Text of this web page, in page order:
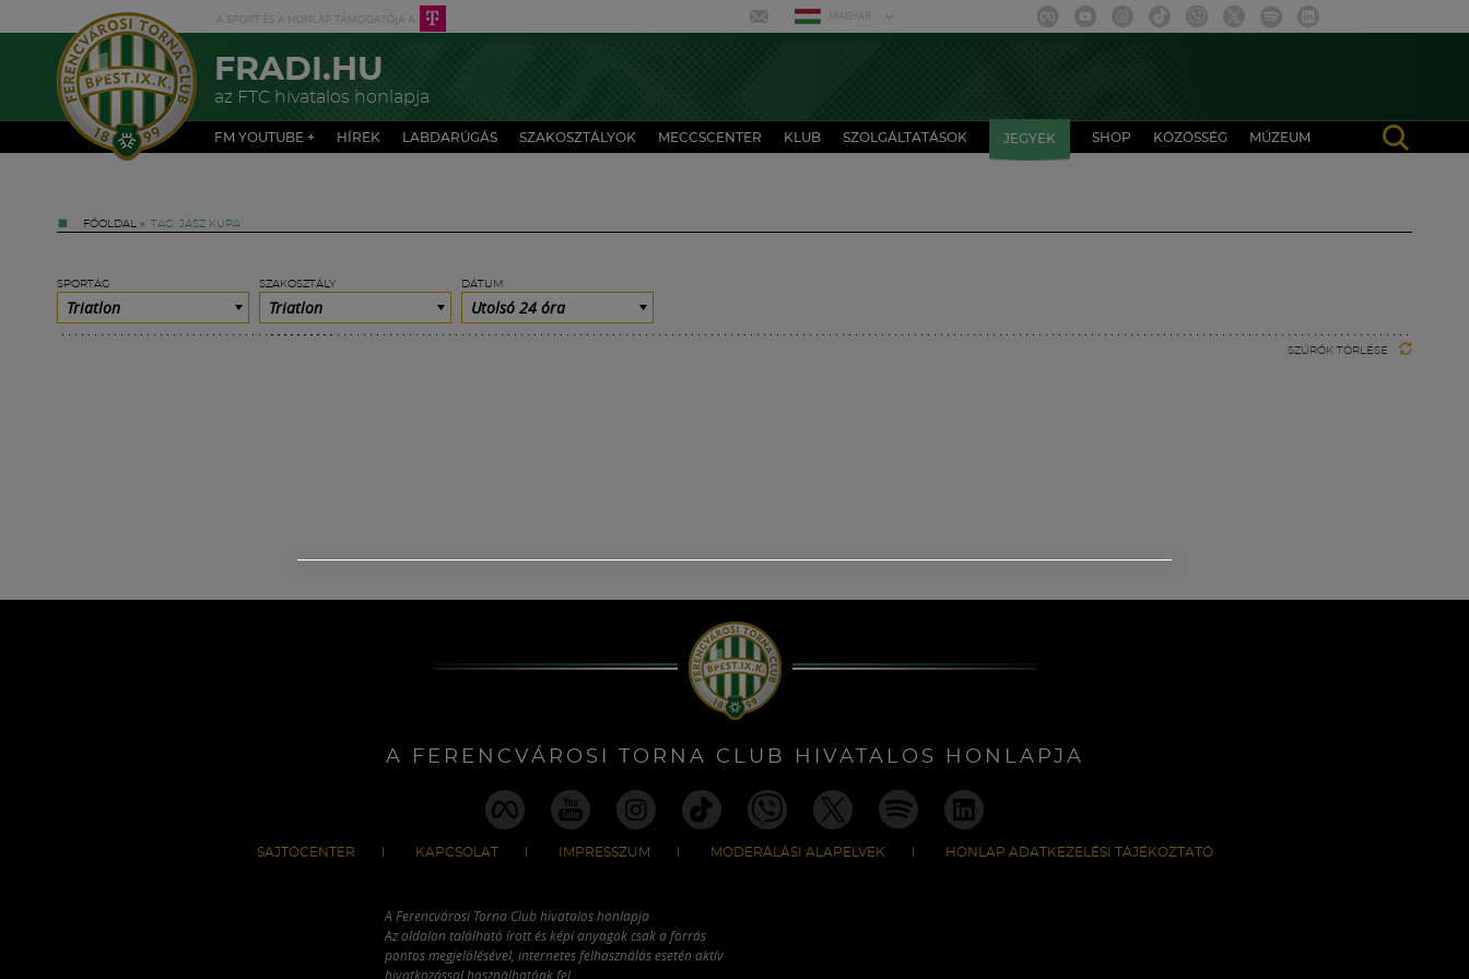
MAGYAR
FRADI.HU
az FTC hivatalos honlapja
FM YOUTUBE + HÍREK LABDARÚGÁS SZAKOSZTÁLYOK MECCSCENTER KLUB SZOLGÁLTATÁSOK JEGYEK SHOP KÖZÖSSÉG MÚZEUM
FŐOLDAL » TAG: JÁSZ KUPA
SPORTÁG
Triatlon
SZAKOSZTÁLY
Triatlon
DÁTUM
Utolsó 24 óra
SZŰRŐK TÖRLÉSE
A FERENCVÁROSI TORNA CLUB HIVATALOS HONLAPJA
SAJTÓCENTER KAPCSOLAT IMPRESSZUM MODERÁLÁSI ALAPELVEK HONLAP ADATKEZELÉSI TÁJÉKOZTATÓ
A Ferencvárosi Torna Club hivatalos honlapja
Az oldalon található írott és képi anyagok csak a forrás
pontos megjelölésével, internetes felhasználás esetén aktív
hivatkozással használhatóak fel.